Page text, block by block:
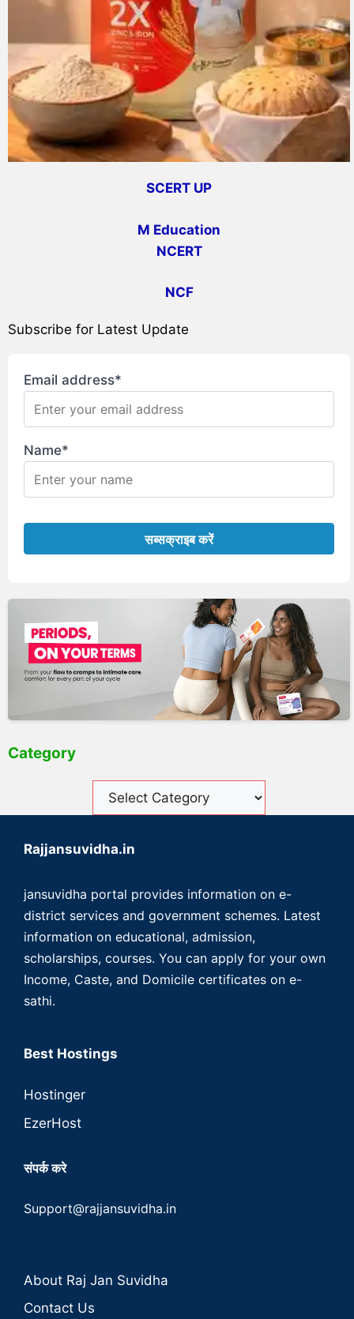
SCERT UP
M Education
NCERT
NCF
Subscribe for Latest Update
Email address*
Name*
Category
Rajjansuvidha.in
jansuvidha portal provides information on e-
district services and government schemes. Latest
information on educational, admission,
scholarships, courses. You can apply for your own
Income, Caste, and Domicile certificates on e-
sathi.
Best Hostings
Hostinger
EzerHost
संपर्क करे
Support@rajjansuvidha.in
About Raj Jan Suvidha
Contact Us